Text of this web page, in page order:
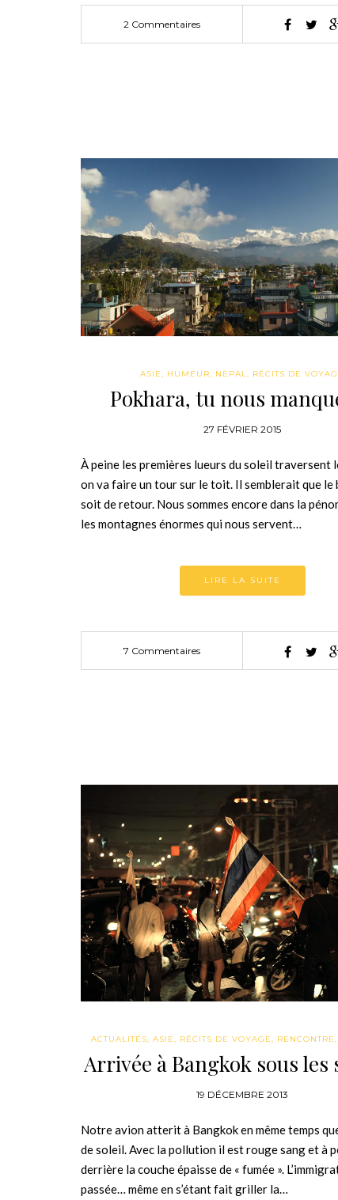
2 Commentaires
ASIE, HUMEUR, NEPAL, RÉCITS DE
Pokhara, tu nous
27 FÉVRIER 2015
À peine les premières lueurs du soleil traversent
on va faire un tour sur le toit. Il semblerait que le
soit de retour. Nous sommes encore dans la
les montagnes énormes qui nous servent…
LIRE LA SUITE
7 Commentaires
ACTUALITÉS, ASIE, RÉCITS DE VOYAGE, RENCONTRE
Arrivée à Bangkok sous les
19 DÉCEMBRE 2013
Notre avion atterit à Bangkok en même temps
de soleil. Avec la pollution il est rouge sang et à
derrière la couche épaisse de « fumée ».
passée… même en s’étant fait griller la…